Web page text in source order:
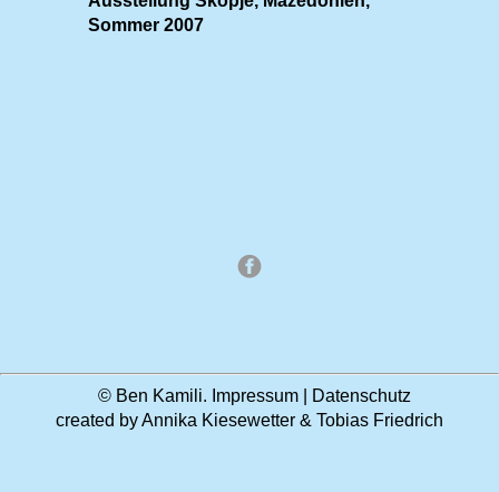
Sommer 2007
© Ben Kamili. Impressum|
Datenschutz
created byAnnika Kiesewetter & Tobias Friedrich